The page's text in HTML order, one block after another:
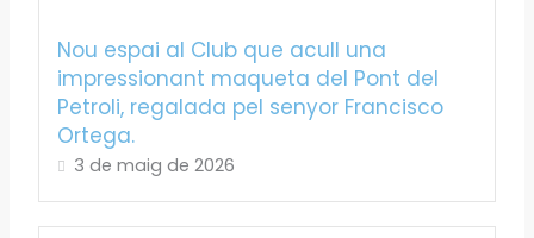
Nou espai al Club que acull una
impressionant maqueta del Pont del
Petroli, regalada pel senyor Francisco
Ortega.
3 de maig de 2026